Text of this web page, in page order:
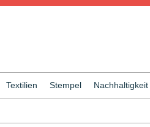
Textilien Stempel Nachhaltigkeit